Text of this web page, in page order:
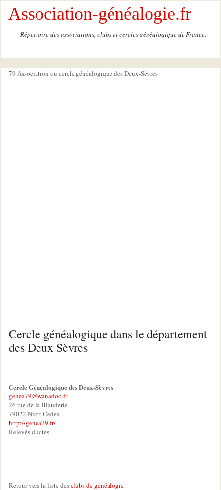
Association-généalogie.fr
Répertoire des associations, clubs et cercles généaloqique de France.
79 Association ou cercle généalogique des Deux-Sèvres
Cercle généalogique dans le département
des Deux Sèvres
Cercle Généalogique des Deux-Sèvres
genea79@wanadoo.fr
26 rue de la Blauderie
79022 Niort Cedex
http://genea79.fr/
Relevés d'actes
Retour vers la liste desclubs de généalogie